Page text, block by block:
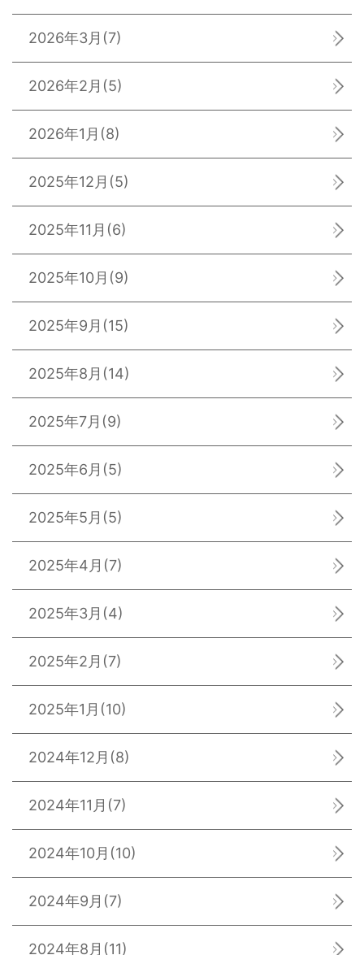
2026年3月 (7)
2026年2月 (5)
2026年1月 (8)
2025年12月 (5)
2025年11月 (6)
2025年10月 (9)
2025年9月 (15)
2025年8月 (14)
2025年7月 (9)
2025年6月 (5)
2025年5月 (5)
2025年4月 (7)
2025年3月 (4)
2025年2月 (7)
2025年1月 (10)
2024年12月 (8)
2024年11月 (7)
2024年10月 (10)
2024年9月 (7)
2024年8月 (11)